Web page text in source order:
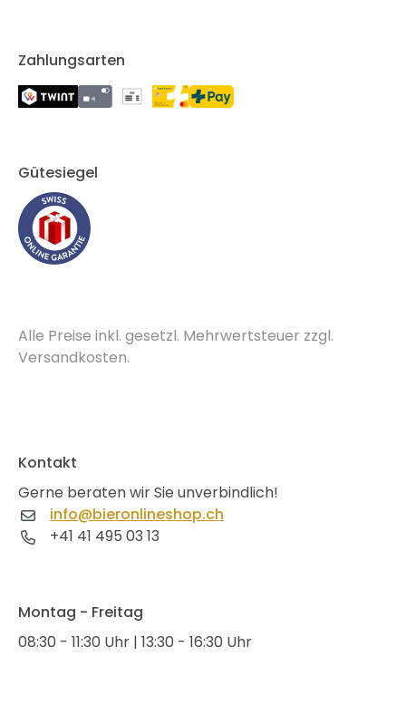
Zahlungsarten
Gütesiegel
Alle Preise inkl. gesetzl. Mehrwertsteuer zzgl.
Versandkosten.
Kontakt
Gerne beraten wir Sie unverbindlich!
info@bieronlineshop.ch
+41 41 495 03 13
Montag - Freitag
08:30 - 11:30 Uhr | 13:30 - 16:30 Uhr